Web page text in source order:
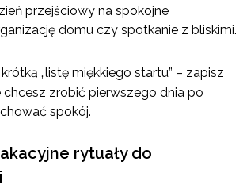
przejściowy na spokojne
domu czy spotkanie z bliskimi.
„listę miękkiego startu” – zapisz
zrobić pierwszego dnia po
spokój.
rytuały do